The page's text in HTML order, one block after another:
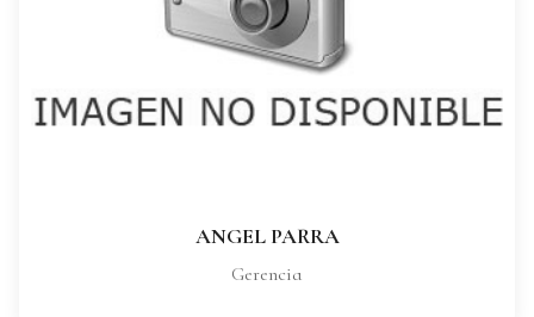
ANGEL PARRA
Gerencia
CARGO: